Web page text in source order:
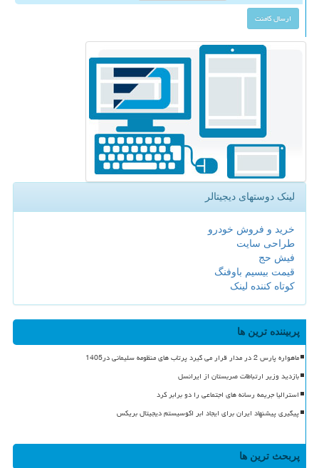
لینک دوستهای دیجیتالر
خرید و فروش خودرو
طراحی سایت
فیش حج
قیمت بیسیم باوفنگ
کوتاه کننده لینک
پربیننده ترین ها
ماهواره پارس 2 در مدار قرار می گیرد پرتاب های منظومه سلیمانی در1405
بازدید وزیر ارتباطات صربستان از ایرانسل
استرالیا جریمه رسانه های اجتماعی را دو برابر کرد
پیگیری پیشنهاد ایران برای ایجاد ابر اکوسیستم دیجیتال بریکس
پربحث ترین ها